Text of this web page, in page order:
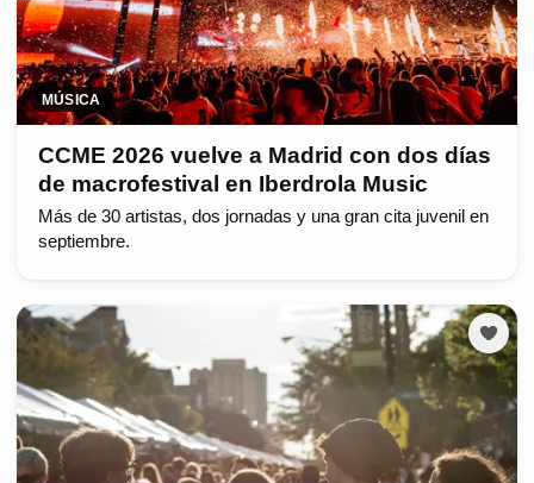
MÚSICA
CCME 2026 vuelve a Madrid con dos días
de macrofestival en Iberdrola Music
Más de 30 artistas, dos jornadas y una gran cita juvenil en
septiembre.